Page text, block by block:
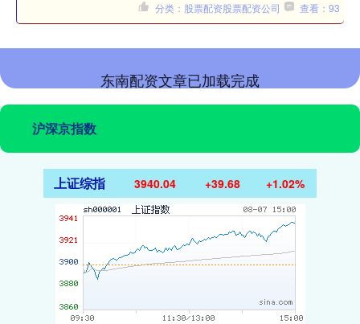
分类：股票配资股票配资公司 查看：93
东南配资文章已加载完成
沪深京指数
上证综指 3940.04 +39.68 +1.02%